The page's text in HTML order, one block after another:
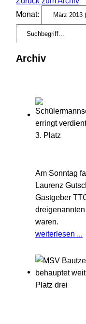
Monat:
Archiv
Am Sonntag
Laurenz
Gastgeber
waren.
weiterlesen ...